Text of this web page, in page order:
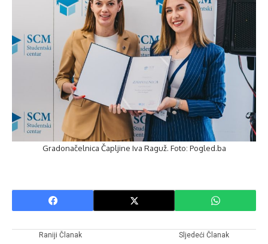
Gradonačelnica Čapljine Iva Raguž. Foto: Pogled.ba
Raniji Članak Sljedeći Članak